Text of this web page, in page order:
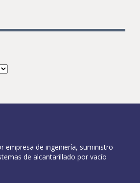
empresa de ingeniería, suministro
de alcantarillado por vacío